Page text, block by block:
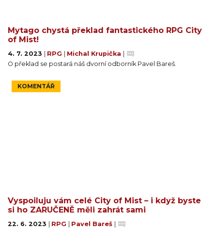
Mytago chystá překlad fantastického RPG City
of Mist!
4. 7. 2023 RPG Michal Krupička
O překlad se postará náš dvorní odborník Pavel Bareš.
KOMENTÁŘ
Vyspoiluju vám celé City of Mist – i když byste
si ho ZARUČENĚ měli zahrát sami
22. 6. 2023 RPG Pavel Bareš